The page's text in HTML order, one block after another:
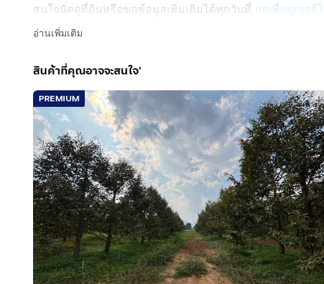
สนใจนัดดูที่ดินหรือขอข้อมูลเพิ่มเติมได้ทุกวันที่ กดเพื่อดูเบอร์
อ่านเพิ่มเติม
สินค้าที่คุณอาจจะสนใจ'
PREMIUM